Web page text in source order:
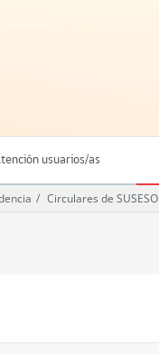
usuarios/as
Circulares de SUSESO